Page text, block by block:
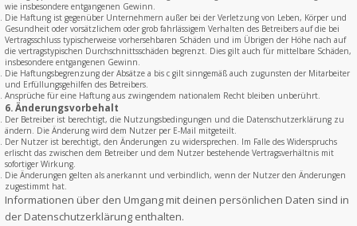
wie insbesondere entgangenen Gewinn.
Die Haftung ist gegenüber Unternehmern außer bei der Verletzung von Leben, Körper und
Gesundheit oder vorsätzlichem oder grob fahrlässigem Verhalten des Betreibers auf die bei
Vertragsschluss typischerweise vorhersehbaren Schäden und im Übrigen der Höhe nach auf
die vertragstypischen Durchschnittsschäden begrenzt. Dies gilt auch für mittelbare Schäden,
insbesondere entgangenen Gewinn.
Die Haftungsbegrenzung der Absätze a bis c gilt sinngemäß auch zugunsten der Mitarbeiter
und Erfüllungsgehilfen des Betreibers.
Ansprüche für eine Haftung aus zwingendem nationalem Recht bleiben unberührt.
6. Änderungsvorbehalt
Der Betreiber ist berechtigt, die Nutzungsbedingungen und die Datenschutzerklärung zu
ändern. Die Änderung wird dem Nutzer per E-Mail mitgeteilt.
Der Nutzer ist berechtigt, den Änderungen zu widersprechen. Im Falle des Widerspruchs
erlischt das zwischen dem Betreiber und dem Nutzer bestehende Vertragsverhältnis mit
sofortiger Wirkung.
Die Änderungen gelten als anerkannt und verbindlich, wenn der Nutzer den Änderungen
zugestimmt hat.
Informationen über den Umgang mit deinen persönlichen Daten sind in
der Datenschutzerklärung enthalten.